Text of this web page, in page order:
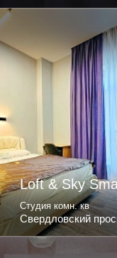
Loft & Sky
Студия комн. кв
Свердловский